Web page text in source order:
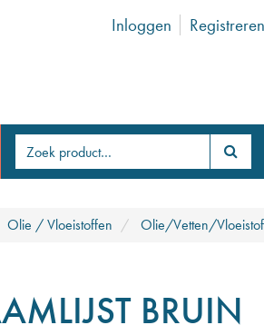
Inloggen Registreren
Olie / Vloeistoffen Olie/Vetten/
BRUIN